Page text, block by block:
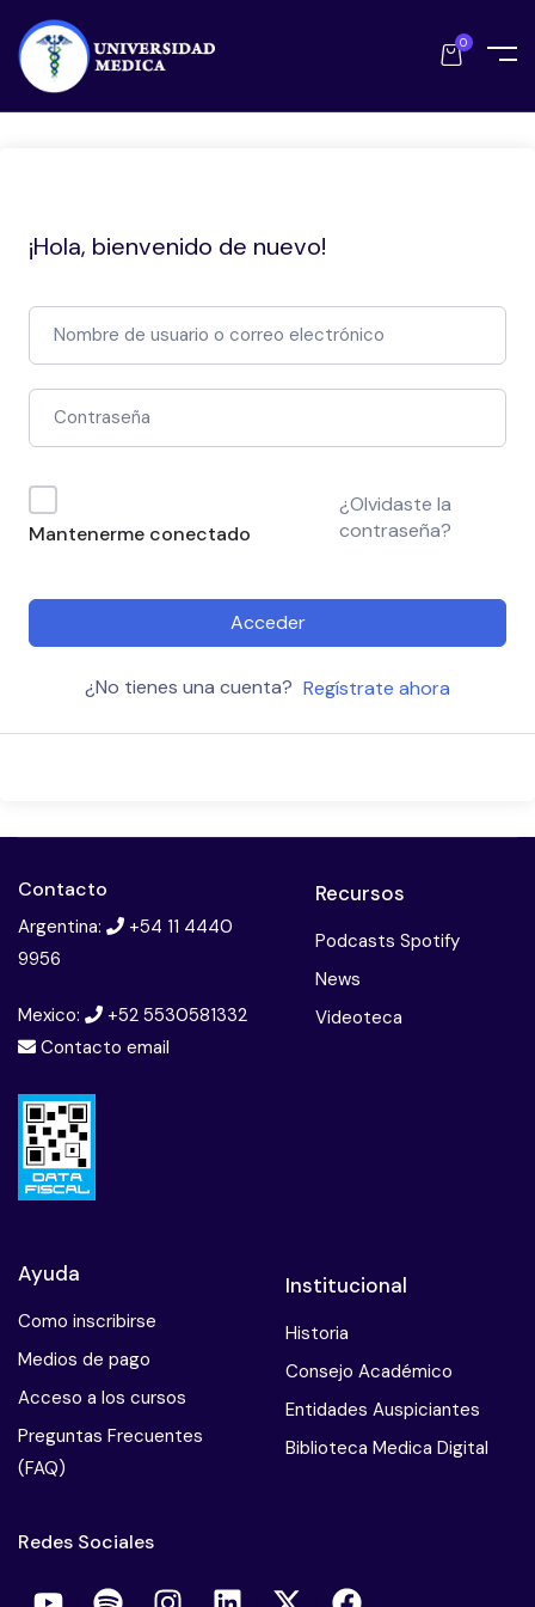
0
¡Hola, bienvenido de nuevo!
Mantenerme conectado
¿Olvidaste la
contraseña?
Acceder
¿No tienes una cuenta? Regístrate ahora
Contacto
Argentina:
+54 11 4440
9956
Mexico:
+52 5530581332
Contacto email
Recursos
Podcasts Spotify
News
Videoteca
Ayuda
Como inscribirse
Medios de pago
Acceso a los cursos
Preguntas Frecuentes
(FAQ)
Institucional
Historia
Consejo Académico
Entidades Auspiciantes
Biblioteca Medica Digital
Redes Sociales